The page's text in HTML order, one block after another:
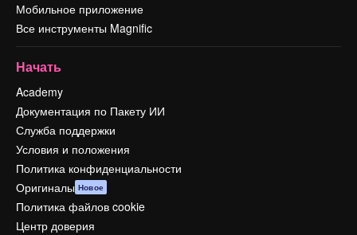
Мобильное приложение
Все инструменты Magnific
Начать
Academy
Документация по Пакету ИИ
Служба поддержки
Условия и положения
Политика конфиденциальности
Оригиналы Новое
Политика файлов cookie
Центр доверия